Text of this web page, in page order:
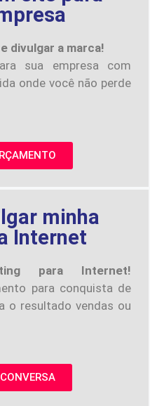
divulgar a marca!
sua empresa com
onde você não perde
minha
Internet
para Internet!
para conquista de
o resultado vendas ou